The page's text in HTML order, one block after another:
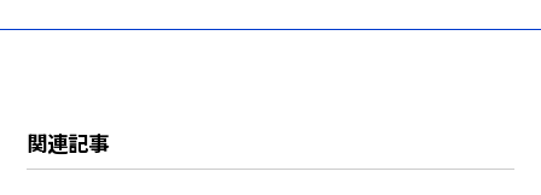
関連記事